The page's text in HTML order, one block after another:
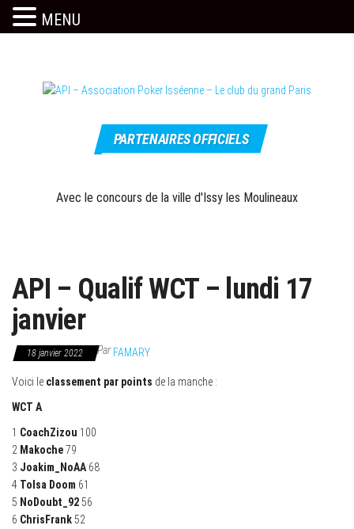
API –
Association
Isséenne –
officiel
PARTENAIRES OFFICIELS
Avec le concours de la ville d'Issy les Moulineaux
API – Qualif WCT – lundi 17
janvier
18 janvier 2022 ParFAMARY
Voici le classement par points de la manche :
WCT A
1 CoachZizou 100
2 Makoche79
3 Joakim_NoAA 68
4 Tolsa Doom 61
5 NoDoubt_9256
6 ChrisFrank52
MENU